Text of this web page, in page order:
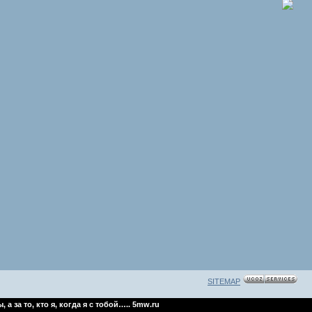
SITEMAP
кто я, когда я с тобой….. 5mw.ru